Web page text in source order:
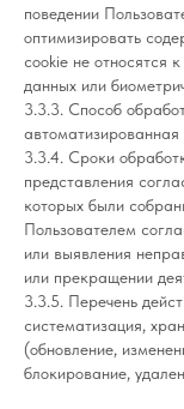
поведении
оптимизировать
cookie не относятся
данных или
3.3.3. Способ
3.3.4. Сроки
представления
которых были
Пользователем
или выявления
или прекращении
3.3.5. Перечень
систематизация,
(обновление,
блокирование,